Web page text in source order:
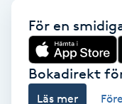
BIAB
Blowout
För en
Bokadirekt
Läs mer